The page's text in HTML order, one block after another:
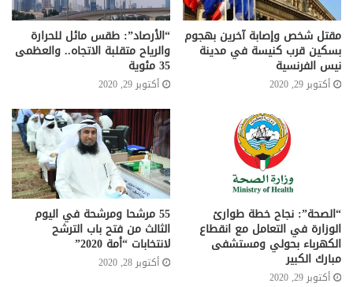
مقتل شخص وإصابة آخرين بهجوم
بسكين قرب كنيسة في مدينة
نيس الفرنسية
أكتوبر 29, 2020
“الأرصاد”: طقس مائل للحرارة
والرياح متقلبة الاتجاه.. والعظمى
35 مئوية
أكتوبر 29, 2020
“الصحة”: نجاح خطة طوارئ
الوزارة في التعامل مع انقطاع
الكهرباء بحولي ومستشفى
مبارك الكبير
أكتوبر 29, 2020
55 مرشحا ومرشحة في اليوم
الثالث من فتح باب الترشح
لانتخابات “أمة 2020”
أكتوبر 28, 2020